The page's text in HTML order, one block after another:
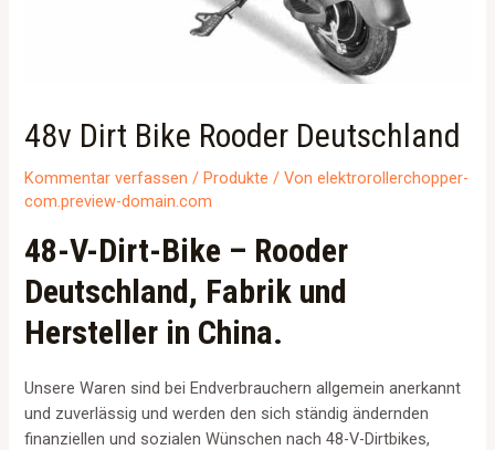
48v Dirt Bike Rooder Deutschland
Kommentar verfassen /Produkte / Vonelektrorollerchopper-
com.preview-domain.com
48-V-Dirt-Bike – Rooder
Deutschland, Fabrik und
Hersteller in China.
Unsere Waren sind bei Endverbrauchern allgemein anerkannt
und zuverlässig und werden den sich ständig ändernden
finanziellen und sozialen Wünschen nach 48-V-Dirtbikes,